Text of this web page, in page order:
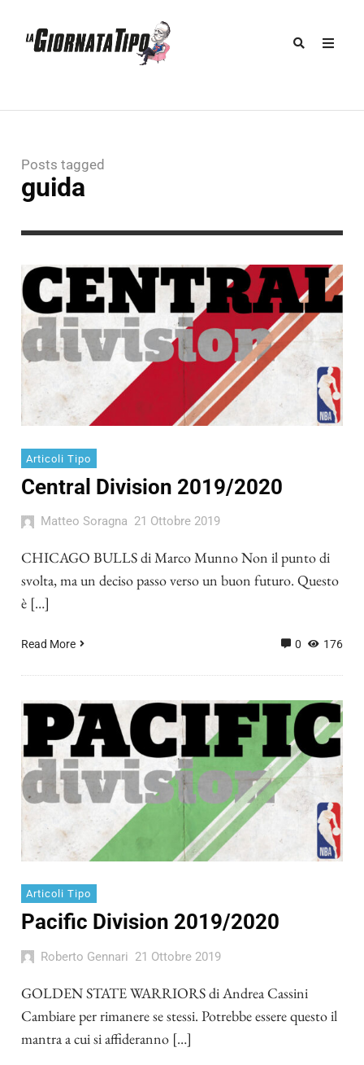
Posts tagged
guida
Articoli Tipo
Central Division 2019/2020
Matteo Soragna 21 Ottobre 2019
CHICAGO BULLS di Marco Munno Non il punto di
svolta, ma un deciso passo verso un buon futuro. Questo
è […]
Read More 0 176
Articoli Tipo
Pacific Division 2019/2020
Roberto Gennari 21 Ottobre 2019
GOLDEN STATE WARRIORS di Andrea Cassini
Cambiare per rimanere se stessi. Potrebbe essere questo il
mantra a cui si affideranno […]